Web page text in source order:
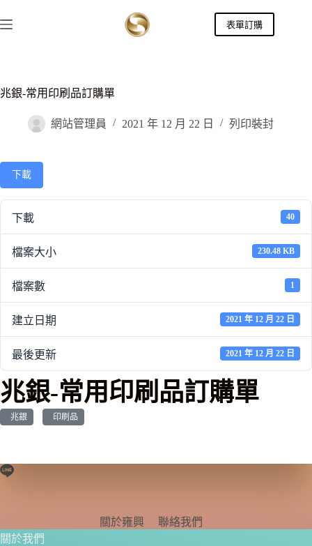
至
容
表單訂購
兆銀-常用印刷品訂購單
網站管理員 2021 年 12 月 22 日 列印裝封
下載
下載 40
檔案大小 230.48 KB
檔案數 1
建立日期 2021 年 12 月 22 日
最後更新 2021 年 12 月 22 日
兆銀-常用印刷品訂購單
兆銀 印刷品
關於雍興
聯絡我們
關於我們